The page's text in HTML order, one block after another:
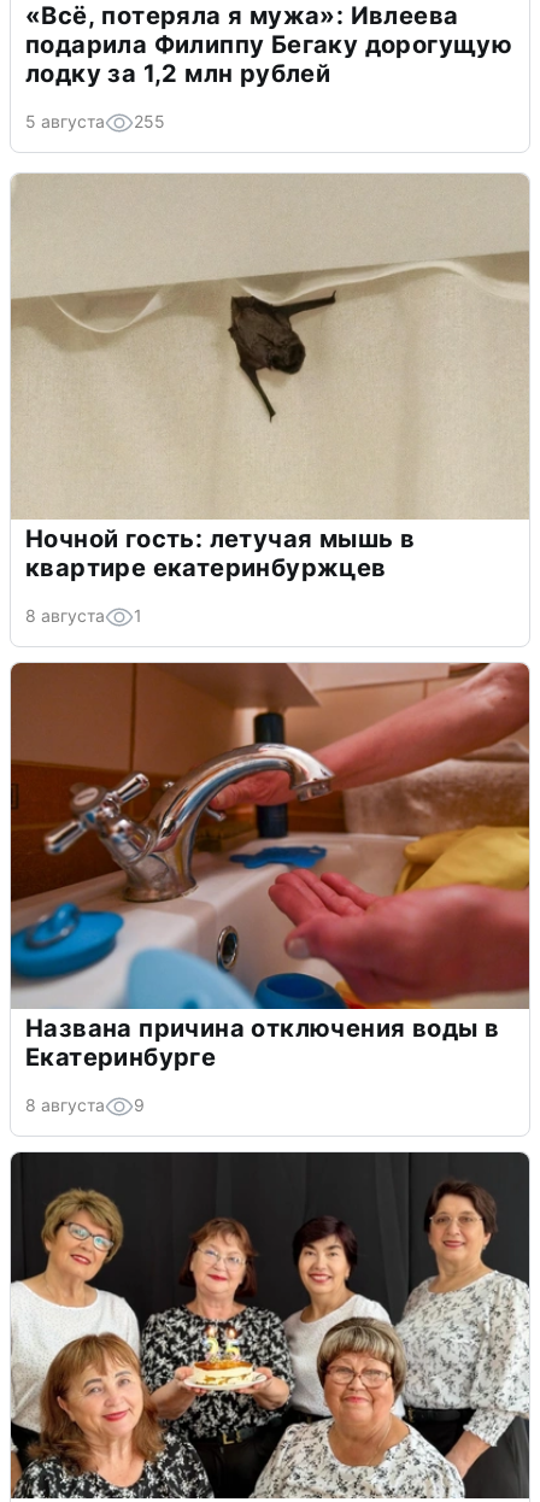
«Всё, потеряла я мужа»: Ивлеева
подарила Филиппу Бегаку дорогущую
лодку за 1,2 млн рублей
5 августа 255
Ночной гость: летучая мышь в
квартире екатеринбуржцев
8 августа 1
Названа причина отключения воды в
Екатеринбурге
8 августа 9